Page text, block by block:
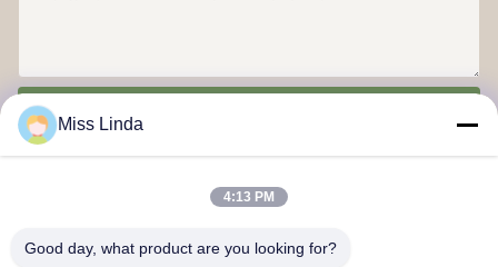
Miss Linda
4:13 PM
Good day, what product are you looking for?